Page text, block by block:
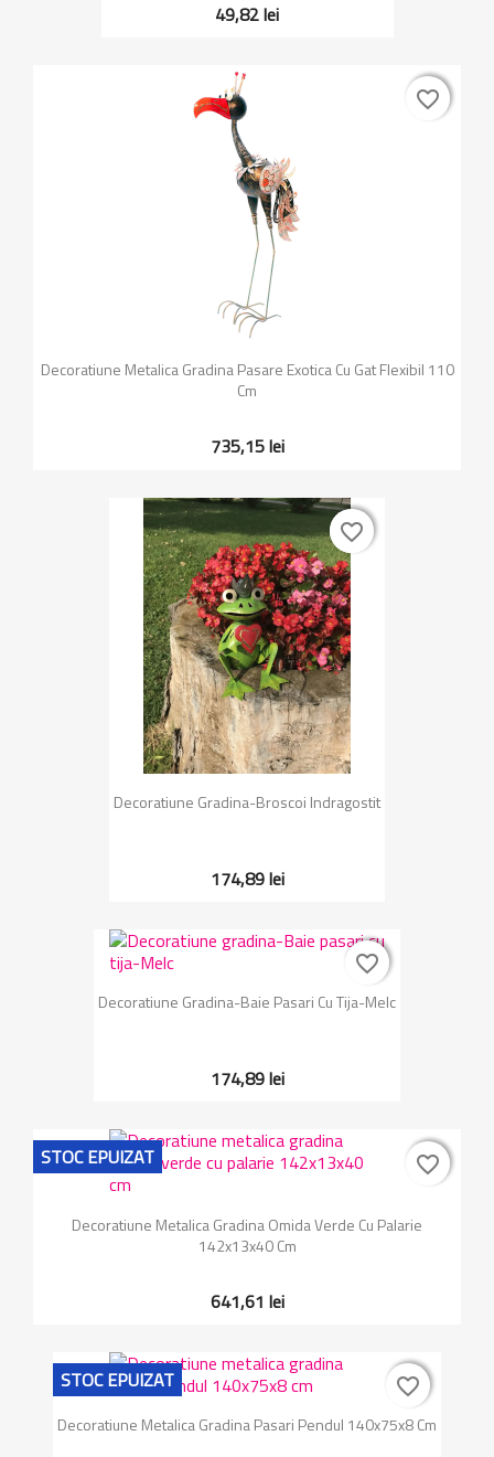
49,82 lei
Decoratiune Metalica Gradina Pasare Exotica Cu Gat Flexibil 110
Cm
735,15 lei
favorite_border
favorite_border
Decoratiune Gradina-Broscoi Indragostit
174,89 lei
favorite_border
favorite_border
Decoratiune Gradina-Baie Pasari Cu Tija-Melc
174,89 lei
favorite_border
favorite_border
Decoratiune Metalica Gradina Omida Verde Cu Palarie
142x13x40 Cm
641,61 lei
STOC EPUIZAT favorite_border
favorite_border
Decoratiune Metalica Gradina Pasari Pendul 140x75x8 Cm
STOC EPUIZAT favorite_border
favorite_border